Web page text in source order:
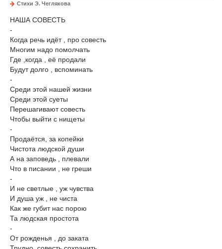
Стихи Э. Чеглякова
НАША СОВЕСТЬ
-
Когда речь идёт , про совесть
Многим надо помолчать
Где ,когда , её продали
Будут долго , вспоминать
-
Среди этой нашей жизни
Среди этой суеты
Перешагивают совесть
Чтобы выйти с нищеты
-
Продаётся, за копейки
Чистота людской души
А на заповедь , плевали
Что в писании , не греши
-
И не светлые , уж чувства
И душа уж , не чиста
Как же губит нас порою
Та людская простота
-
От рожденья , до заката